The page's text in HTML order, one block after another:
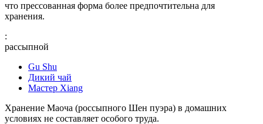
что прессованная форма более предпочтительна для
хранения.
:
рассыпной
Gu Shu
Дикий чай
Мастер Xiang
Хранение Маоча (россыпного Шен пуэра) в домашних
условиях не составляет особого труда.